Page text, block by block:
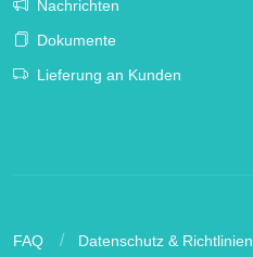
Nachrichten
Dokumente
Lieferung an Kunden
FAQ Datenschutz & Richtlinien